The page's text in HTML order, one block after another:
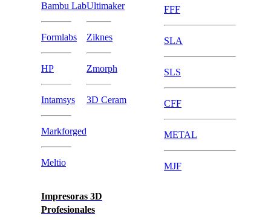
Bambu Lab
Formlabs
HP
Intamsys
Markforged
Meltio
Ultimaker
Ziknes
Zmorph
3D Ceram
Impresoras 3D
Profesionales
FFF
SLA
SLS
CFF
METAL
MJF